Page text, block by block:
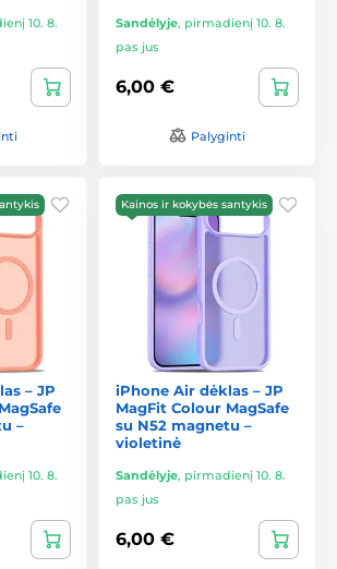
10. 8.
Sandėlyje, pirmadienį 10. 8.
pas jus
6,00 €
Palyginti
– JP
–
10. 8.
Kainos ir kokybės santykis
iPhone Air dėklas – JP
MagFit Colour MagSafe
su N52 magnetu –
violetinė
Sandėlyje, pirmadienį 10. 8.
pas jus
6,00 €